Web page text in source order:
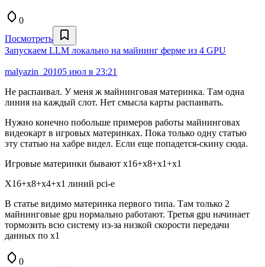
0
Посмотреть
Запускаем LLM локально на майнинг ферме из 4 GPU
malyazin_20105 июл в 23:21
Не распаивал. У меня ж майнинговая материнка. Там одна
линия на каждый слот. Нет смысла карты распаивать.
Нужно конечно побольше примеров работы майнинговах
видеокарт в игровых материнках. Пока только одну статью
эту статью на хабре видел. Если еще попадется-скину сюда.
Игровые материнки бывают х16+х8+х1+х1
Х16+х8+х4+х1 линий pci-e
В статье видимо материнка первого типа. Там только 2
майнинговые gpu нормально работают. Третья gpu начинает
тормозить всю систему из-за низкой скорости передачи
данных по х1
0